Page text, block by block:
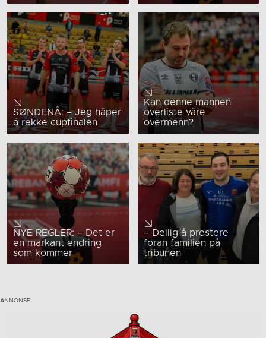
SØNDENÅ: – Jeg håper
å rekke cupfinalen
Kan denne mannen
overliste våre
overmenn?
NYE REGLER: – Det er
en markant endring
som kommer
– Deilig å prestere
foran familien på
tribunen